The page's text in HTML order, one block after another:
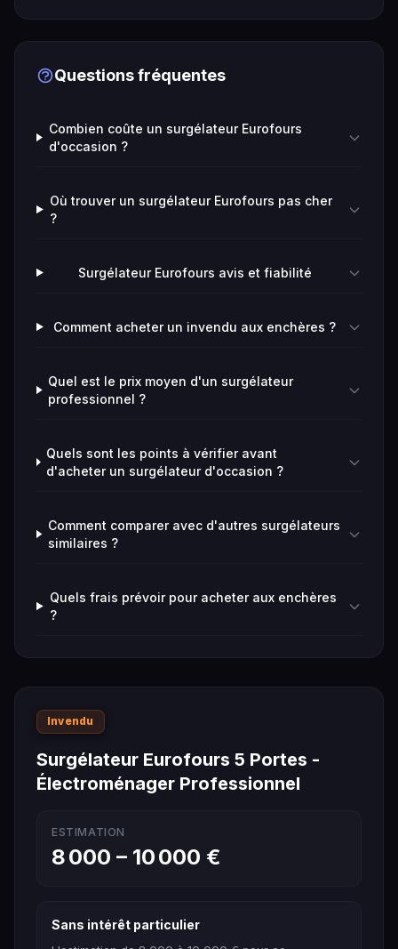
Questions fréquentes
Combien coûte un surgélateur Eurofours
d'occasion ?
Où trouver un surgélateur Eurofours pas cher
?
Surgélateur Eurofours avis et fiabilité
Comment acheter un invendu aux enchères ?
Quel est le prix moyen d'un surgélateur
professionnel ?
Quels sont les points à vérifier avant
d'acheter un surgélateur d'occasion ?
Comment comparer avec d'autres surgélateurs
similaires ?
Quels frais prévoir pour acheter aux enchères
?
Invendu
Surgélateur Eurofours 5 Portes -
Électroménager Professionnel
ESTIMATION
8 000 – 10 000 €
Sans intérêt particulier